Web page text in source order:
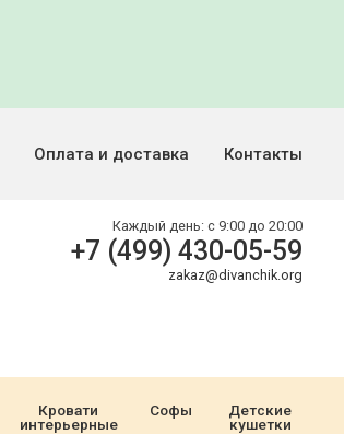
Оплата и доставка Контакты
Каждый день: с 9:00 до 20:00
+7 (499) 430-05-59
zakaz@divanchik.org
Кровати
интерьерные
Софы
Детские
кушетки